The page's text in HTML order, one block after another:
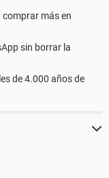
comprar más en
sin borrar la
de 4.000 años de